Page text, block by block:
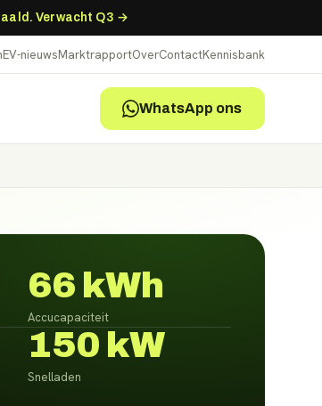
Verwacht Q3 →
EV-nieuwsMarktrapportOverContactKennisbank
WhatsApp ons
66 kWh
Accucapaciteit
150 kW
Snelladen